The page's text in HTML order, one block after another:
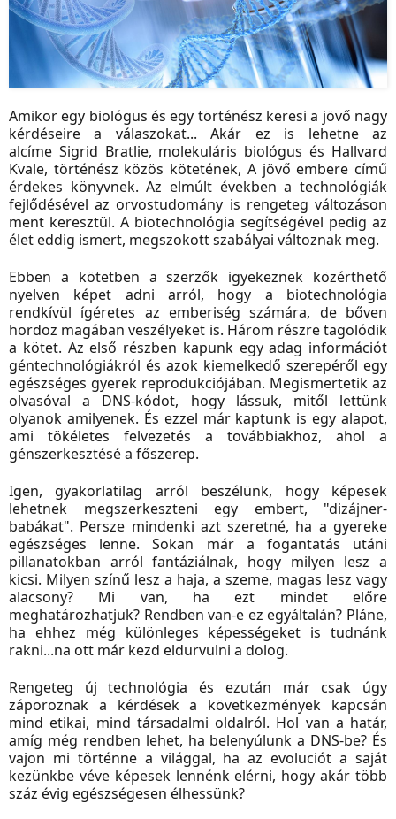
Amikor egy biológus és egy történész keresi a jövő nagy
kérdéseire a válaszokat... Akár ez is lehetne az
alcíme Sigrid Bratlie, molekuláris biológus és Hallvard
Kvale, történész közös kötetének, A jövő embere című
érdekes könyvnek. Az elmúlt években a technológiák
fejlődésével az orvostudomány is rengeteg változáson
ment keresztül. A biotechnológia segítségével pedig az
élet eddig ismert, megszokott szabályai változnak meg.
Ebben a kötetben a szerzők igyekeznek közérthető
nyelven képet adni arról, hogy a biotechnológia
rendkívül ígéretes az emberiség számára, de bőven
hordoz magában veszélyeket is. Három részre tagolódik
a kötet. Az első részben kapunk egy adag információt
géntechnológiákról és azok kiemelkedő szerepéről egy
egészséges gyerek reprodukciójában. Megismertetik az
olvasóval a DNS-kódot, hogy lássuk, mitől lettünk
olyanok amilyenek. És ezzel már kaptunk is egy alapot,
ami tökéletes felvezetés a továbbiakhoz, ahol a
génszerkesztésé a főszerep.
Igen, gyakorlatilag arról beszélünk, hogy képesek
lehetnek megszerkeszteni egy embert, "dizájner-
babákat". Persze mindenki azt szeretné, ha a gyereke
egészséges lenne. Sokan már a fogantatás utáni
pillanatokban arról fantáziálnak, hogy milyen lesz a
kicsi. Milyen színű lesz a haja, a szeme, magas lesz vagy
alacsony? Mi van, ha ezt mindet előre
meghatározhatjuk? Rendben van-e ez egyáltalán? Pláne,
ha ehhez még különleges képességeket is tudnánk
rakni...na ott már kezd eldurvulni a dolog.
Rengeteg új technológia és ezután már csak úgy
záporoznak a kérdések a következmények kapcsán
mind etikai, mind társadalmi oldalról. Hol van a határ,
amíg még rendben lehet, ha belenyúlunk a DNS-be? És
vajon mi történne a világgal, ha az evoluciót a saját
kezünkbe véve képesek lennénk elérni, hogy akár több
száz évig egészségesen élhessünk?